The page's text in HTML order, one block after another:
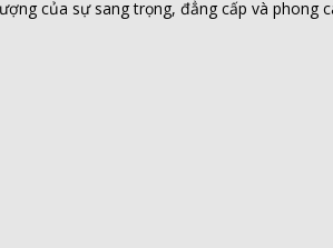
của sự sang trọng, đẳng cấp và